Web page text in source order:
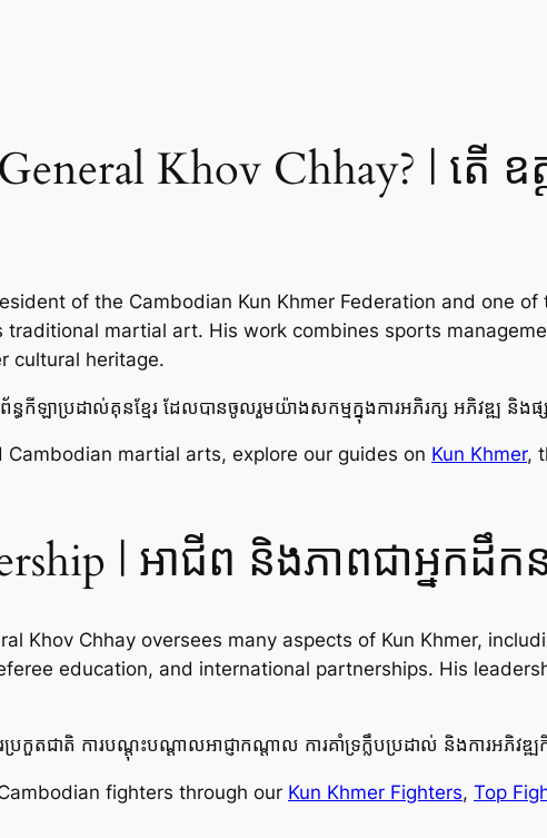
Khov Chhay? | តើ
of the Cambodian Kun Khmer Federation and one
traditional martial art. His work combines sports
cultural heritage.
ធកីឡាប្រដាល់គុនខ្មែរ ដែលបានចូលរួមយ៉ាងសកម្មក្នុងការអភិរក្ស អភិវឌ្ឍ និងផ្ស
martial arts, explore our guides on Kun Khmer,
| អាជីព និងភាពជាអ្នកដឹក
Khov Chhay oversees many aspects of Kun Khmer,
education, and international partnerships. His
កួតជាតិ ការបណ្តុះបណ្តាលអាជ្ញាកណ្តាល ការគាំទ្រក្លឹបប្រដាល់ និងការអភិវឌ្ឍ
fighters through our Kun Khmer Fighters, Top